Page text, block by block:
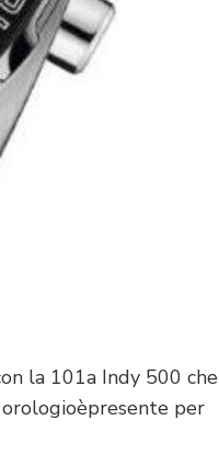
la 101a Indy 500 che
per